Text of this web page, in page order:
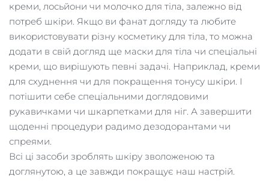
креми, лосьйони чи молочко для тіла, залежно від
потреб шкіри. Якщо ви фанат догляду та любите
використовувати різну косметику для тіла, то можна
додати в свій догляд ще маски для тіла чи спеціальні
креми, що вирішують певні задачі. Наприклад, креми
для схуднення чи для покращення тонусу шкіри. І
потішити себе спеціальними доглядовими
рукавичками чи шкарпетками для ніг. А завершити
щоденні процедури радимо дезодорантами чи
спреями.
Всі ці засоби зроблять шкіру зволоженою та
доглянутою, а це завжди покращує наш настрій.